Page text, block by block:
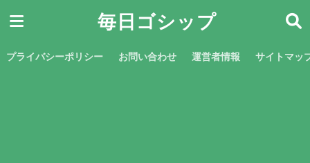
毎日ゴシップ
プライバシーポリシー お問い合わせ 運営者情報 サイトマッ